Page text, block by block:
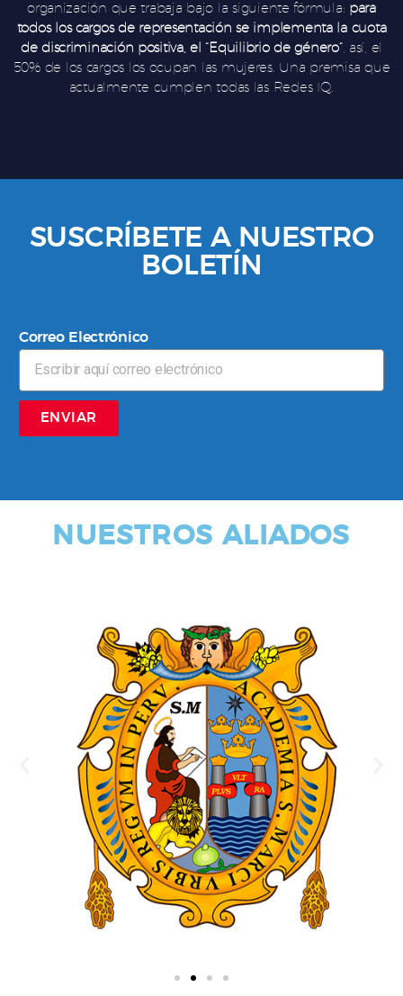
organización que trabaja bajo la siguiente fórmula: para
todos los cargos de representación se implementa la cuota
de discriminación positiva, el “Equilibrio de género”, así, el
50% de los cargos los ocupan las mujeres. Una premisa que
actualmente cumplen todas las Redes IQ.
SUSCRÍBETE A NUESTRO
BOLETÍN
Correo Electrónico
ENVIAR
NUESTROS ALIADOS